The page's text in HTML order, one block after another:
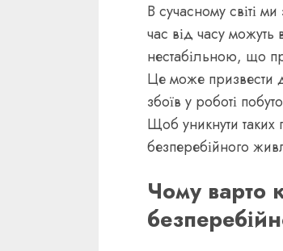
В сучасному світі
час від часу можуть
нестабільною, що
Це може призвести
збоїв у роботі
Щоб уникнути таких
безперебійного
Чому варто